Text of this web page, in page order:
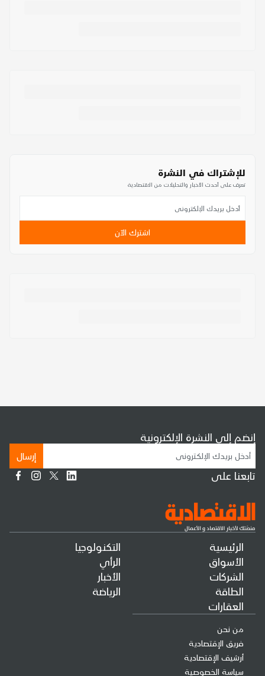
للإشتراك في النشرة
تعرف على أحدث الأخبار والتحليلات من الاقتصادية
اشترك الآن
الرئيسية
الأسواق
الشركات
الطاقة
العقارات
التكنولوجيا
الرأي
الأخبار
الرياضة
من نحن
فريق الإقتصادية
أرشيف الإقتصادية
سياسة الخصوصية
إنضم إلى النشرة الإلكترونية
إرسال
تابعنا على